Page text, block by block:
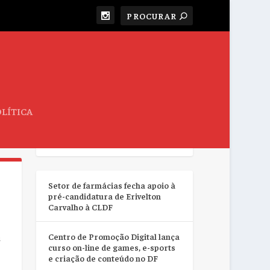
Setor de farmácias fecha apoio à
pré-candidatura de Erivelton
Carvalho à CLDF
Centro de Promoção Digital lança
curso on-line de games, e-sports
e criação de conteúdo no DF